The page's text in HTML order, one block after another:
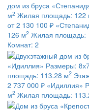
дом из бруса
м2 Жилая площадь: 122
от 2 130 100 ₽
126 м2 Жилая площадь:
Комнат: 2
«Идиллия» Размеры:
площадь: 113.28 м2
2 737 000 ₽ «Идиллия»
м2 Жилая площадь: